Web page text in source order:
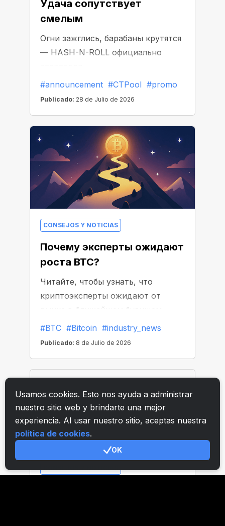
Usamos cookies. Esto nos ayuda a administrar
nuestro sitio web y brindarte una mejor
experiencia. Al usar nuestro sitio, aceptas nuestra
política de cookies.
OK